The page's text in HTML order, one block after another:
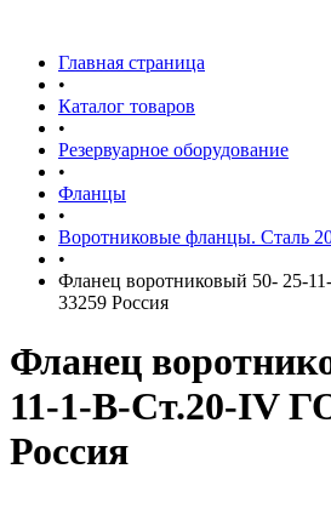
Главная страница
•
Каталог товаров
•
Резервуарное оборудование
•
Фланцы
•
Воротниковые фланцы. Сталь
•
Фланец воротниковый 50- 25-
33259 Россия
Фланец
11-1-В-Ст.20-IV
Россия